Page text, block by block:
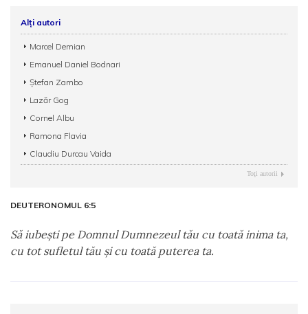
Alți autori
Marcel Demian
Emanuel Daniel Bodnari
Ștefan Zambo
Lazăr Gog
Cornel Albu
Ramona Flavia
Claudiu Durcau Vaida
Toţi autorii
DEUTERONOMUL 6:5
Să iubeşti pe Domnul Dumnezeul tău cu toată inima ta,
cu tot sufletul tău şi cu toată puterea ta.